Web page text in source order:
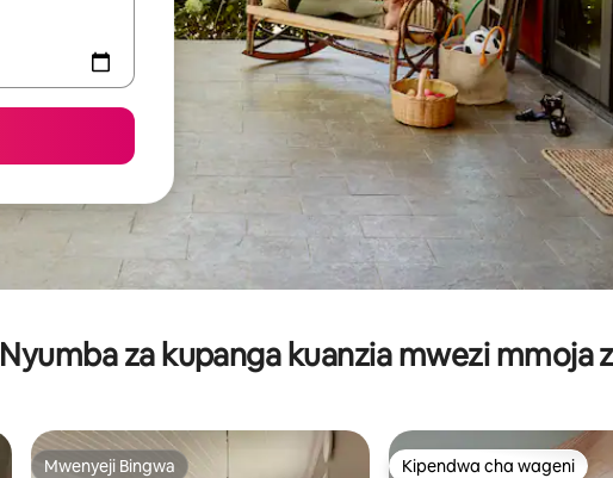
Nyumba za kupanga kuanzia mwezi mmoja
Mwenyeji Bingwa Kipendwa cha wageni